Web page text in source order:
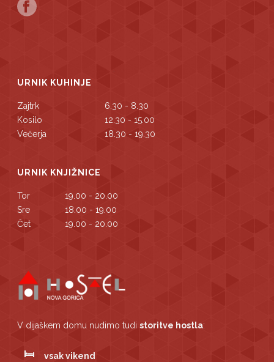
URNIK KUHINJE
Zajtrk
6.30 - 8.30
Kosilo
12.30 - 15.00
Večerja
18.30 - 19.30
URNIK KNJIŽNICE
Tor
19.00 - 20.00
Sre
18.00 - 19.00
Čet
19.00 - 20.00
V dijaškem domu nudimo tudistoritve hostla:
vsak vikend